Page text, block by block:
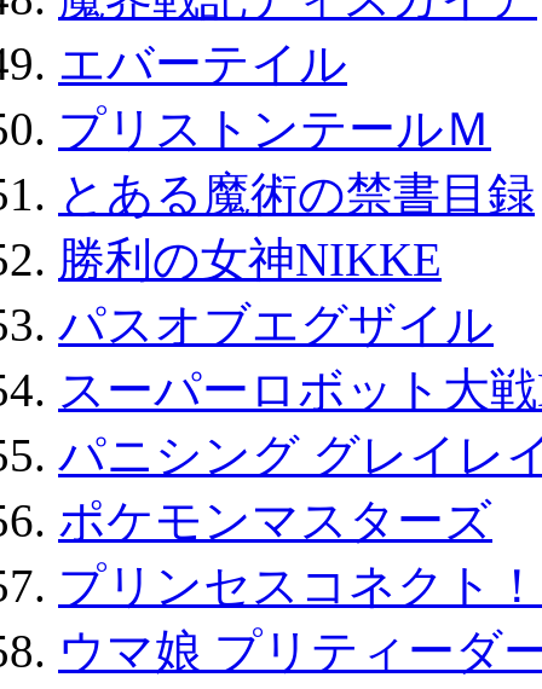
エバーテイル
プリストンテールＭ
とある魔術の禁書目録
勝利の女神NIKKE
パスオブエグザイル
スーパーロボット大
パニシング グレイレ
ポケモンマスターズ
プリンセスコネクト
ウマ娘 プリティーダ